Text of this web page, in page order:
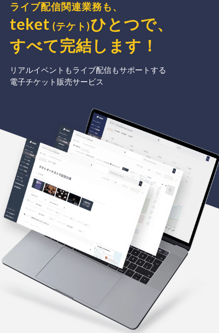
ライブ配信関連業務も、
teket (テケト)ひとつで、
すべて完結 します ！
リアルイベントもライブ配信もサポートする
電子チケット販売サービス